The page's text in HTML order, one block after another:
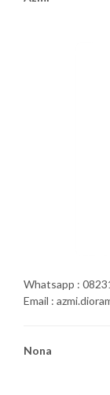
Whatsapp :
Email :
Nona